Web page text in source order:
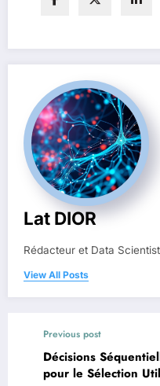
Lat DIOR
Rédacteur et Data
View All Posts
Previous post
Décisions
pour le Sélection